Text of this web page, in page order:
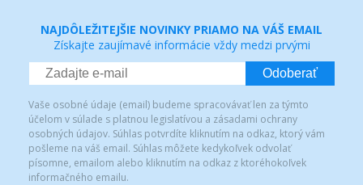
NAJDÔLEŽITEJŠIE NOVINKY PRIAMO NA VÁŠ EMAIL
Získajte zaujímavé informácie vždy medzi prvými
Odoberať
Vaše osobné údaje (email) budeme spracovávať len za týmto
účelom v súlade s platnou legislatívou a zásadami ochrany
osobných údajov. Súhlas potvrdíte kliknutím na odkaz, ktorý vám
pošleme na váš email. Súhlas môžete kedykoľvek odvolať
písomne, emailom alebo kliknutím na odkaz z ktoréhokoľvek
informačného emailu.